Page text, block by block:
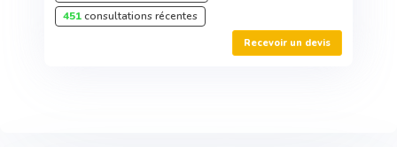
451consultations récentes
Recevoir un devis